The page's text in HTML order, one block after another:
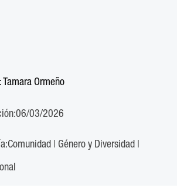
Tamara Ormeño
03/2026
Comunidad Género y Diversidad